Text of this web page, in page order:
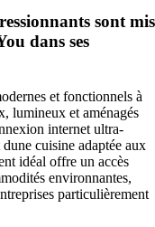
sont mis
dans ses
et fonctionnels à
lumineux et aménagés
internet ultra-
cuisine adaptée aux
idéal offre un accès
environnantes,
particulièrement